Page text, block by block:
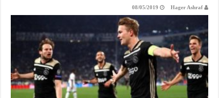
Hager Ashraf
08/05/2019